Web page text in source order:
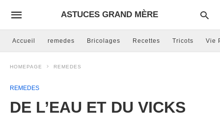
ASTUCES GRAND MÈRE
Accueil remedes Bricolages Recettes Tricots Vie
HOMEPAGE REMEDES
REMEDES
DE L’EAU ET DU VICKS